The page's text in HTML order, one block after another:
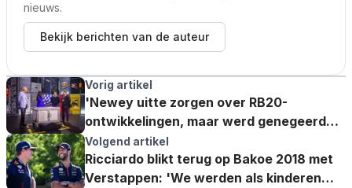
nieuws.
Bekijk berichten van de auteur
Vorig artikel
'Newey uitte zorgen over RB20-
ontwikkelingen, maar werd genegeerd
door Waché'
Volgend artikel
Ricciardo blikt terug op Bakoe 2018 met
Verstappen: 'We werden als kinderen